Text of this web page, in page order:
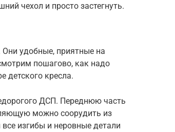
чехол и просто застегнуть.
удобные, приятные на
пошагово, как надо
детского кресла.
ДСП. Переднюю часть
можно соорудить из
изгибы и неровные детали